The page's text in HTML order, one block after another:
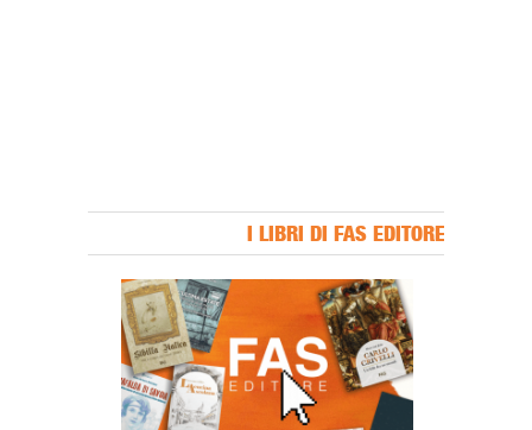
I LIBRI DI FAS EDITORE